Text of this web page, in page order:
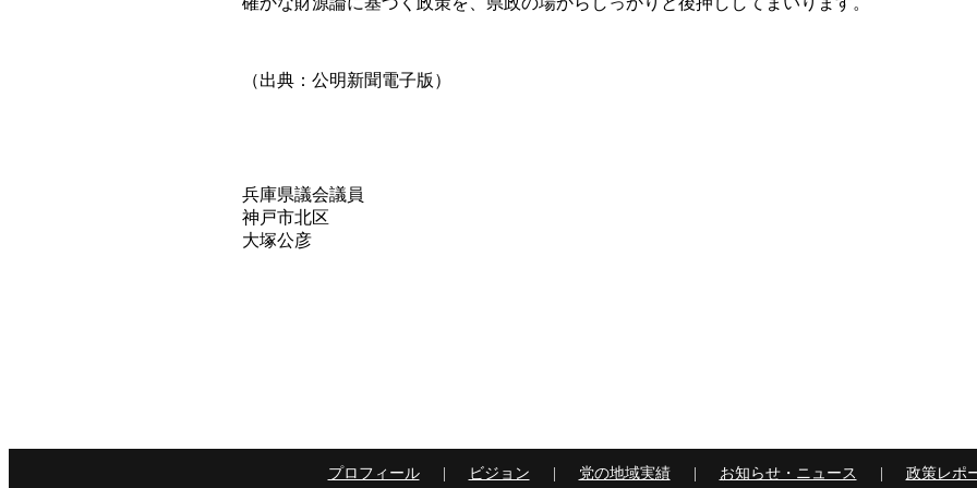
（出典：公明新聞電子版）
兵庫県議会議員
神戸市北区
大塚公彦
プロフィール ビジョン 党の地域実績 お知らせ・ニュース 政策レポ